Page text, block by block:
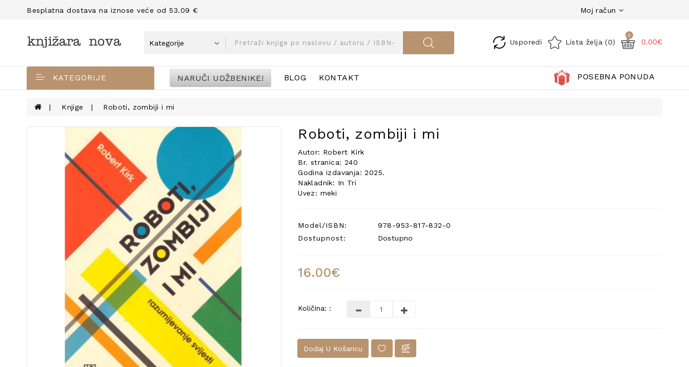
Besplatna dostava na iznose veće od 53.09 € Moj račun
Usporedi Lista želja (0)
0
0.00€
KATEGORIJE NARUČI UDŽBENIKE! BLOG KONTAKT POSEBNA PONUDA
Knjige Roboti, zombiji i mi
Roboti, zombiji i mi
Autor: Robert Kirk
Br. stranica: 240
Godina izdavanja: 2025.
Nakladnik: In Tri
Uvez: meki
Model/ISBN:
978-953-817-832-0
Dostupnost:
Dostupno
16.00€
Količina: :
Dodaj U Košaricu